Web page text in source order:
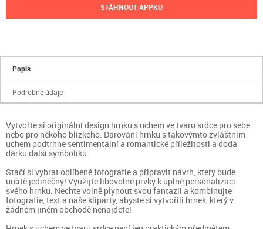
STÁHNOUT APPKU
Popis
Podrobné údaje
Vytvořte si originální design hrnku s uchem ve tvaru srdce pro sebe
nebo pro někoho blízkého. Darování hrnku s takovýmto zvláštním
uchem podtrhne sentimentální a romantické příležitosti a dodá
dárku další symboliku.
Stačí si vybrat oblíbené fotografie a připravit návrh, který bude
určitě jedinečný! Využijte libovolné prvky k úplné personalizaci
svého hrnku. Nechte volně plynout svou fantazii a kombinujte
fotografie, text a naše kliparty, abyste si vytvořili hrnek, který v
žádném jiném obchodě nenajdete!